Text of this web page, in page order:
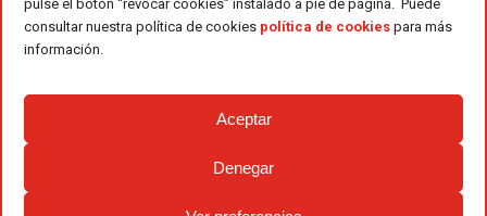
pulse el botón “revocar cookies” instalado a pie de página. Puede
consultar nuestra política de cookies política de cookies para más
información.
Aceptar
Denegar